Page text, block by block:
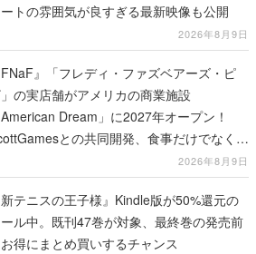
トの雰囲気が良すぎる最新映像も公開
2026年8月9日
FNaF』「フレディ・ファズベアーズ・ピ
の実店舗がアメリカの商業施設
American Dream」に2027年オープン！
との共同開発、食事だけでなくス
ージショーや没入型のホラー体験も楽しめ
2026年8月9日
新テニスの王子様』Kindle版が50%還元の
ル中。既刊47巻が対象、最終巻の発売前
得にまとめ買いするチャンス